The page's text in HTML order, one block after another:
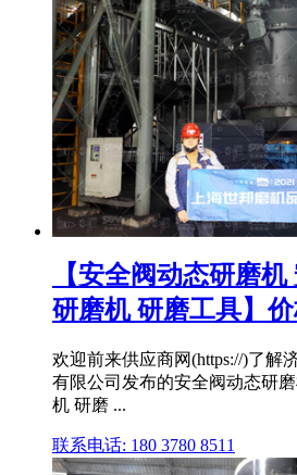
【安全阀动态研磨
研磨机 研磨工具】价
欢迎前来供应商网(https://)了解
有限公司发布的安全阀动态研
机 研磨 ...
联系电话: 180 3780 8511